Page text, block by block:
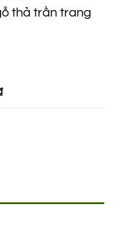
thả trần trang
Giá
hiện